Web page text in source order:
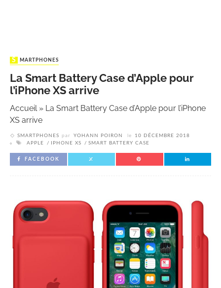
SMARTPHONES
La Smart Battery Case d’Apple pour
l’iPhone XS arrive
Accueil» La Smart Battery Case d’Apple pour l’iPhone
XS arrive
SMARTPHONES par YOHANN POIRON le
10 DÉCEMBRE 2018
APPLE
IPHONE XS SMART BATTERY CASE
FACEBOOK